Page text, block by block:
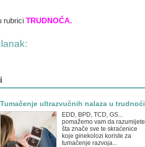
rubrici TRUDNOĆA.
Tumačenje ultrazvučnih nalaza u trudnoći
EDD, BPD, TCD, GS...
pomažemo vam da razumijete
šta znače sve te skraćenice
koje ginekolozi koriste za
tumačenje razvoja...